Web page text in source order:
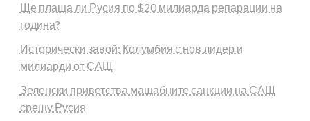
Ще плаща ли Русия по $20 милиарда репарации на
година?
Исторически завой: Колумбия с нов лидер и
милиарди от САЩ
Зеленски приветства мащабните санкции на САЩ
срещу Русия